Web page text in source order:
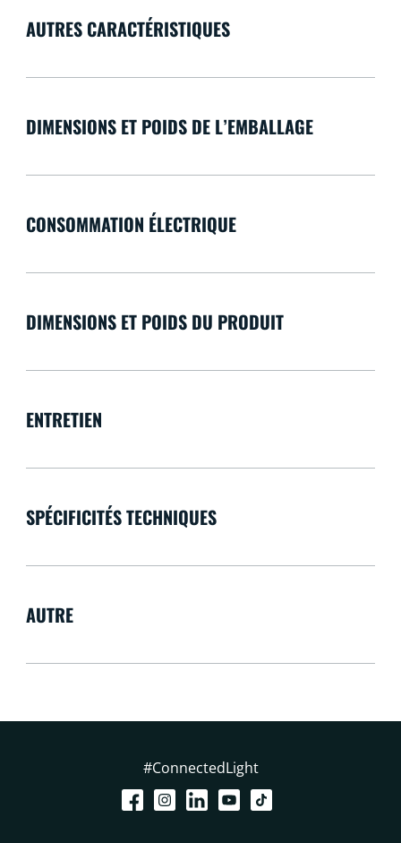
AUTRES CARACTÉRISTIQUES
DIMENSIONS ET POIDS DE L’EMBALLAGE
CONSOMMATION ÉLECTRIQUE
DIMENSIONS ET POIDS DU PRODUIT
ENTRETIEN
SPÉCIFICITÉS TECHNIQUES
AUTRE
#ConnectedLight